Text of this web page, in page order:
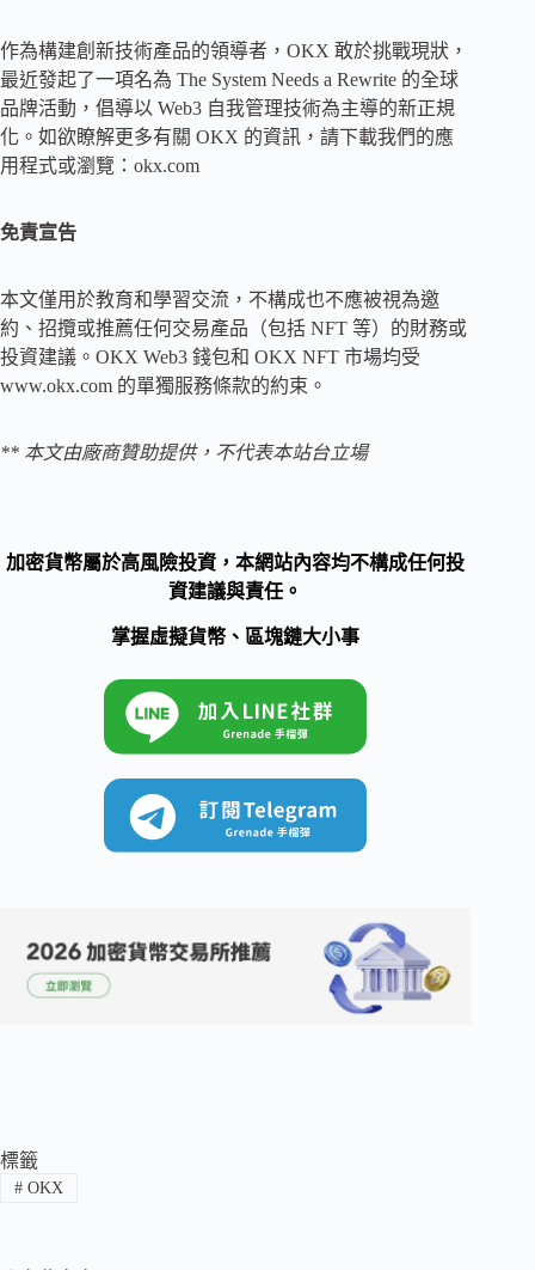
作為構建創新技術產品的領導者，OKX 敢於挑戰現狀，
最近發起了一項名為 The System Needs a Rewrite 的全球
品牌活動，倡導以 Web3 自我管理技術為主導的新正規
化。如欲瞭解更多有關 OKX 的資訊，請下載我們的應
用程式或瀏覽：okx.com
免責宣告
本文僅用於教育和學習交流，不構成也不應被視為邀
約、招攬或推薦任何交易產品（包括 NFT 等）的財務或
投資建議。OKX Web3 錢包和 OKX NFT 市場均受
www.okx.com 的單獨服務條款的約束。
** 本文由廠商贊助提供，不代表本站台立場
加密貨幣屬於高風險投資，本網站內容均不構成任何投
資建議與責任。
掌握虛擬貨幣、區塊鏈大小事
標籤
#OKX